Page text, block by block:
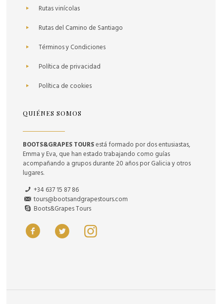
Rutas vinícolas
Rutas del Camino de Santiago
Términos y Condiciones
Política de privacidad
Política de cookies
QUIÉNES SOMOS
BOOTS&GRAPES TOURSestá formado por dos entusiastas,
Emma y Eva, que han estado trabajando como guías
acompañando a grupos durante 20 años por Galicia y otros
lugares.
+34 637 15 87 86
tours@bootsandgrapestours.com
Boots&Grapes Tours